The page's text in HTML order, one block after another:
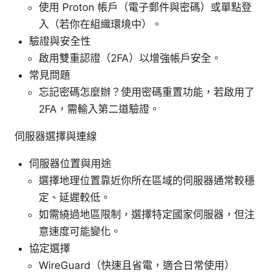
使用 Proton 帳戶（電子郵件與密碼）或單點登
入（若你在組織環境中）。
驗證與安全性
啟用雙重認證（2FA）以增強帳戶安全。
常見問題
忘記密碼怎麼辦？使用密碼重置功能，若啟用了
2FA，需輸入第二道驗證。
伺服器選擇與連線
伺服器位置與用途
選擇地理位置靠近你所在區域的伺服器通常較穩
定、延遲較低。
如需繞過地區限制，選擇特定國家伺服器，但注
意速度可能變化。
協定選擇
WireGuard（快速且省電，適合日常使用）